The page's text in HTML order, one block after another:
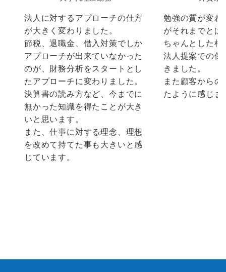
法人に対するアプローチの仕方
が大きく変わりました。
節税、退職金、借入対策でしか
アプローチが出来ていなかった
のが、財務分析をスタートとし
たアプローチに変わりました。
決算書の読み方など、今までに
無かった知識を得たことが大き
いと思います。
また、仕事に対する理念、理想
を改めて持てた事も大きいと感
じています。
勉強の質が変わ
がそれまでと
ちゃんとした
法人提案での保
きました。
また顧客から
たように感じま